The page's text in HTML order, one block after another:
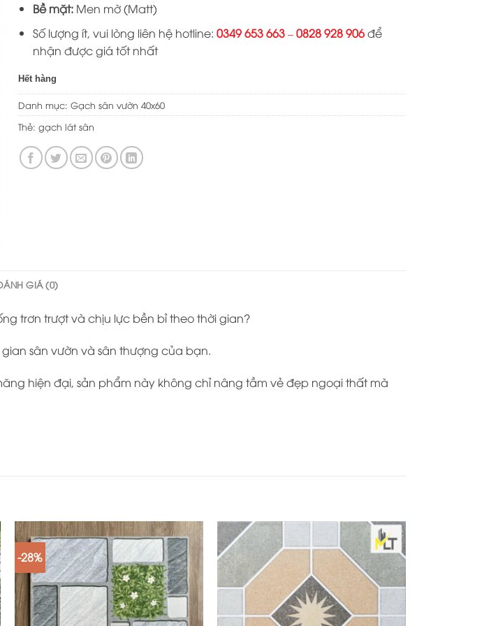
Bề mặt:Men mờ (Matt)
Số lượng ít, vui lòng liên hệ hotline: 0349 653 663–0828 928 906để
nhận được giá tốt nhất
Hết hàng
Danh mục: Gạch sân vườn 40x60
Thẻ: gạch lát sân
GIÁ (0)
trơn trượt và chịu lực bền bỉ theo thời gian?
sân vườn và sân thượng của bạn.
hiện đại, sản phẩm này không chỉ nâng tầm vẻ đẹp ngoại thất mà
-28%